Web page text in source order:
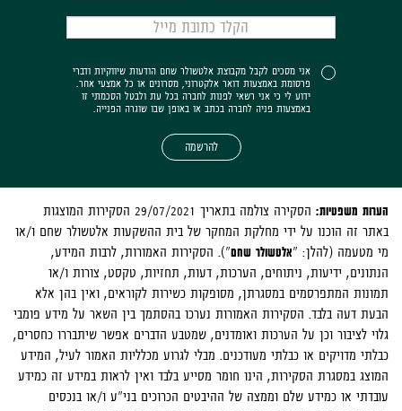
אני מסכים לקבל מקבוצת אלטשולר שחם הודעות שיווקיות ודברי
פרסומת באמצעות דואר אלקטרוני, מסרונים או כל אמצעי אחר.
ידוע לי כי אני רשאי לפנות לחברה בכל עת ולבטל הסכמתי זו
באמצעות פניה לחברה בכתב או באופן שבו שוגרה הפנייה.
להרשמה
הערות משפטיות:
הסקירה צולמה בתאריך 29/07/2021 הסקירות המוצגות
באתר זה הוכנו על ידי מחלקת המחקר של בית ההשקעות אלטשולר שחם ו/או
מי מטעמה (להלן: "אלטשולר שחם"). הסקירות האמורות, לרבות המידע,
הנתונים, ידיעות, ניתוחים, הערכות, דעות, תחזיות, טקסט, צורות ו/או
תמונות המתפרסמים במסגרתן, מסופקות כשירות לקוראים, ואין בהן אלא
הבעת דעה בלבד. הסקירות האמורות נערכו בהסתמך בין השאר על מידע פומבי
גלוי לציבור וכן על הערכות ואומדנים, שמטבע הדברים אפשר שיתבררו כחסרים,
כבלתי מדויקים או כבלתי מעודכנים. מבלי לגרוע מכלליות האמור לעיל, המידע
המוצג במסגרת הסקירות, הינו חומר מסייע בלבד ואין לראות במידע זה כמידע
עובדתי או כמידע שלם וממצה של ההיבטים הכרוכים בני"ע ו/או בנכסים